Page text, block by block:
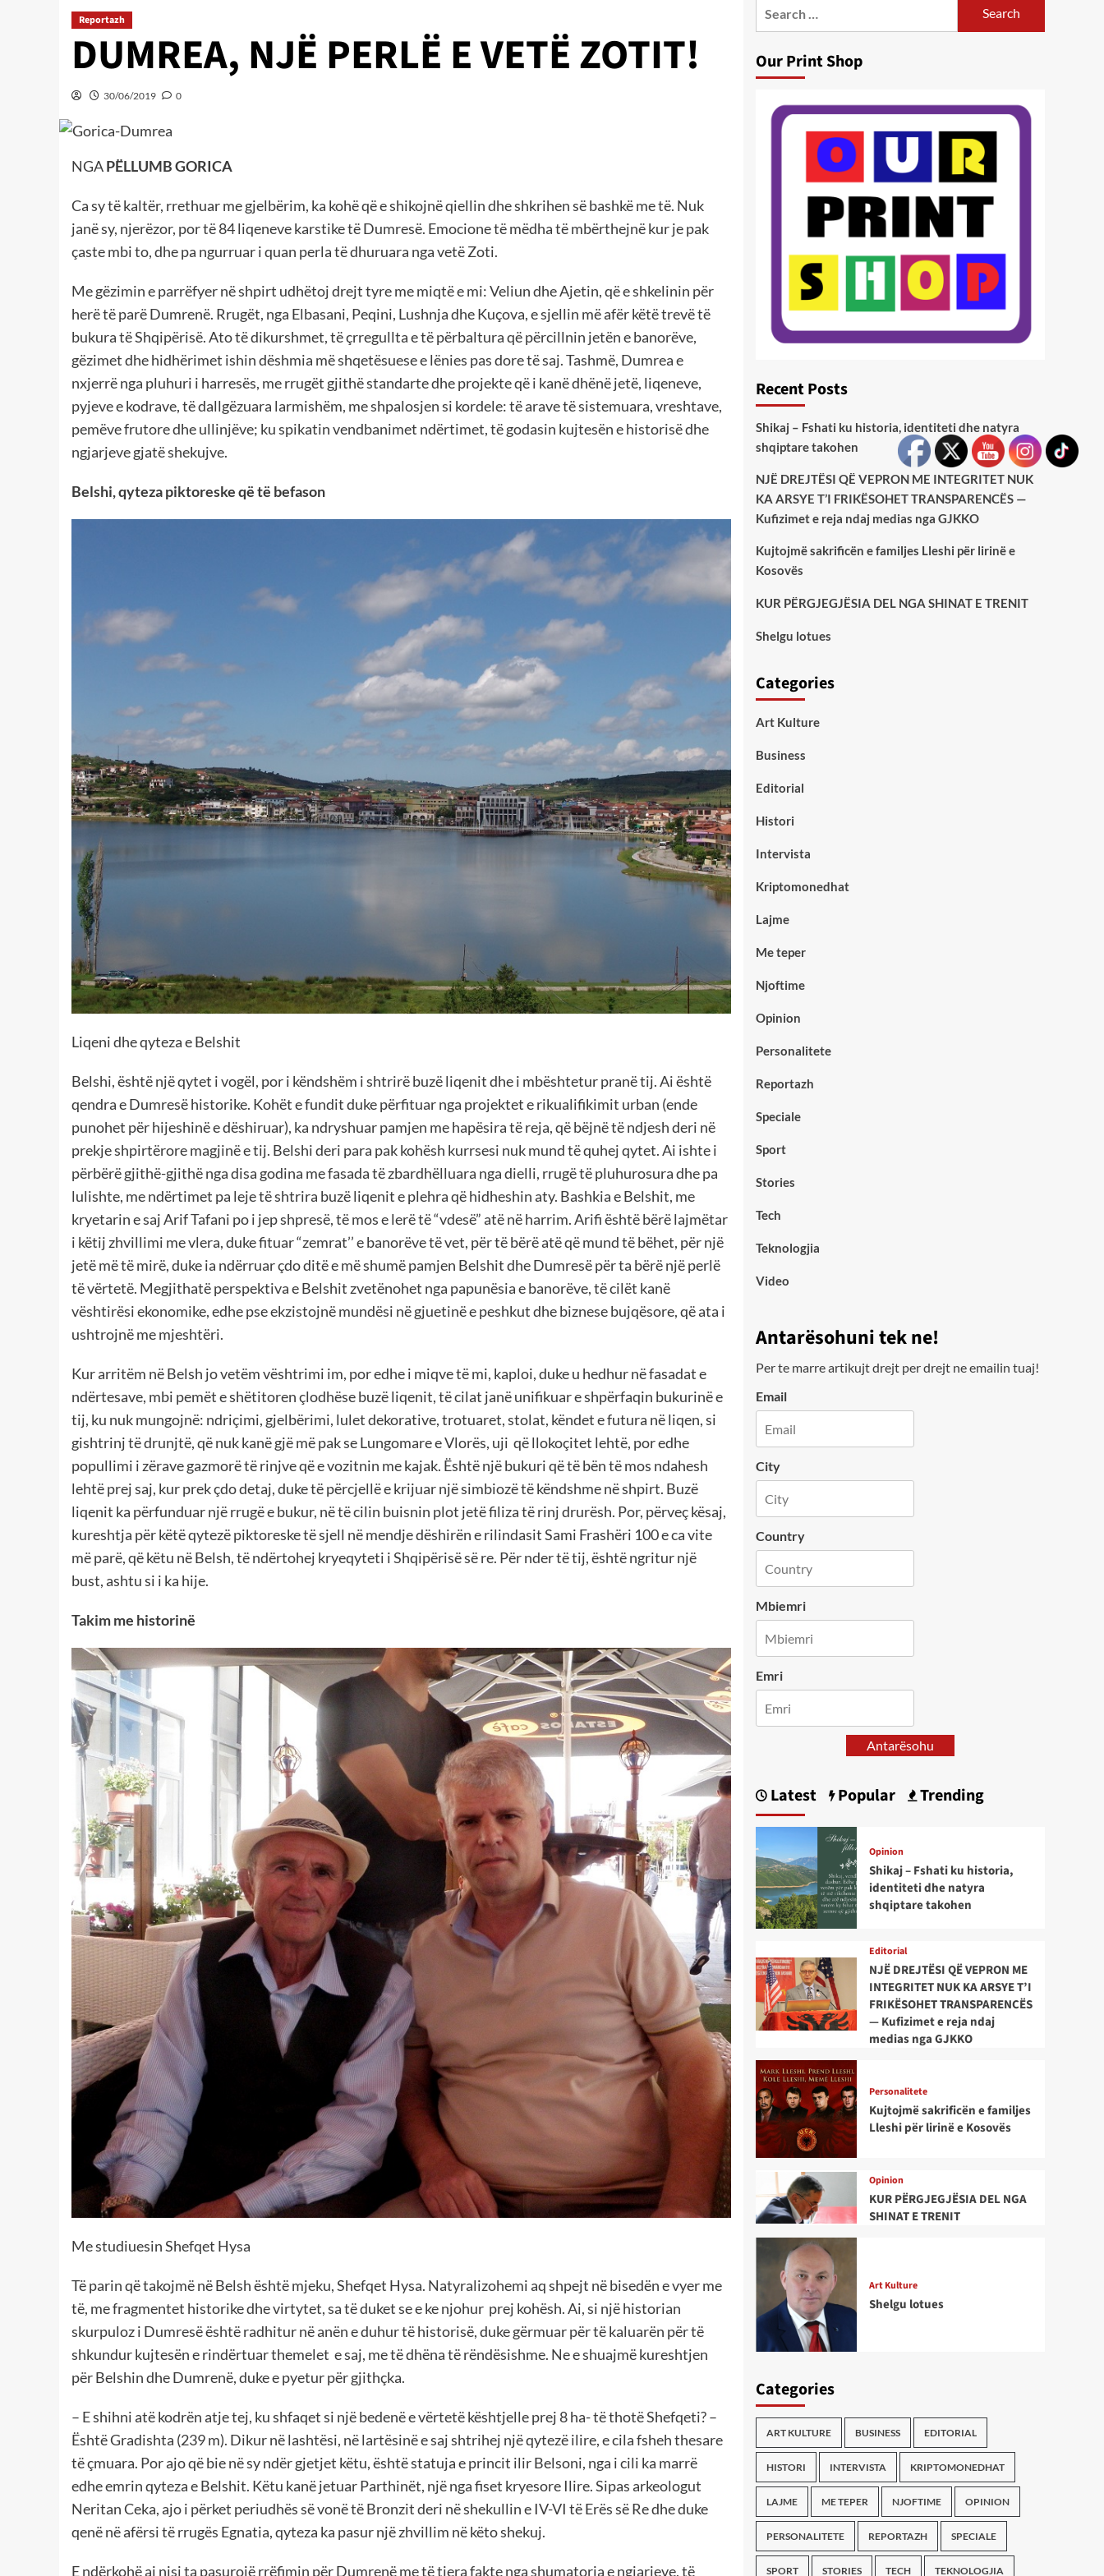
Reportazh
DUMREA, NJË PERLË E VETË ZOTIT!
30/06/2019 0
NGAPËLLUMB GORICA
Ca sy të kaltër, rrethuar me gjelbërim, ka kohë që e shikojnë qiellin dhe shkrihen së bashkë me të. Nuk
janë sy, njerëzor, por të 84 liqeneve karstike të Dumresë. Emocione të mëdha të mbërthejnë kur je pak
çaste mbi to, dhe pa ngurruar i quan perla të dhuruara nga vetë Zoti.
Me gëzimin e parrëfyer në shpirt udhëtoj drejt tyre me miqtë e mi: Veliun dhe Ajetin, që e shkelinin për
herë të parë Dumrenë. Rrugët, nga Elbasani, Peqini, Lushnja dhe Kuçova, e sjellin më afër këtë trevë të
bukura të Shqipërisë. Ato të dikurshmet, të çrregullta e të përbaltura që përcillnin jetën e banorëve,
gëzimet dhe hidhërimet ishin dëshmia më shqetësuese e lënies pas dore të saj. Tashmë, Dumrea e
nxjerrë nga pluhuri i harresës, me rrugët gjithë standarte dhe projekte që i kanë dhënë jetë, liqeneve,
pyjeve e kodrave, të dallgëzuara larmishëm, me shpalosjen si kordele: të arave të sistemuara, vreshtave,
pemëve frutore dhe ullinjëve; ku spikatin vendbanimet ndërtimet, të godasin kujtesën e historisë dhe
ngjarjeve gjatë shekujve.
Belshi, qyteza piktoreske që të befason
Liqeni dhe qyteza e Belshit
Belshi, është një qytet i vogël, por i këndshëm i shtrirë buzë liqenit dhe i mbështetur pranë tij. Ai është
qendra e Dumresë historike. Kohët e fundit duke përfituar nga projektet e rikualifikimit urban (ende
punohet për hijeshinë e dëshiruar), ka ndryshuar pamjen me hapësira të reja, që bëjnë të ndjesh deri në
prekje shpirtërore magjinë e tij. Belshi deri para pak kohësh kurrsesi nuk mund të quhej qytet. Ai ishte i
përbërë gjithë-gjithë nga disa godina me fasada të zbardhëlluara nga dielli, rrugë të pluhurosura dhe pa
lulishte, me ndërtimet pa leje të shtrira buzë liqenit e plehra që hidheshin aty. Bashkia e Belshit, me
kryetarin e saj Arif Tafani po i jep shpresë, të mos e lerë të “vdesë” atë në harrim. Arifi është bërë lajmëtar
i këtij zhvillimi me vlera, duke fituar “zemrat’’ e banorëve të vet, për të bërë atë që mund të bëhet, për një
jetë më të mirë, duke ia ndërruar çdo ditë e më shumë pamjen Belshit dhe Dumresë për ta bërë një perlë
të vërtetë. Megjithatë perspektiva e Belshit zvetënohet nga papunësia e banorëve, të cilët kanë
vështirësi ekonomike, edhe pse ekzistojnë mundësi në gjuetinë e peshkut dhe biznese bujqësore, që ata i
ushtrojnë me mjeshtëri.
Kur arritëm në Belsh jo vetëm vështrimi im, por edhe i miqve të mi, kaploi, duke u hedhur në fasadat e
ndërtesave, mbi pemët e shëtitoren çlodhëse buzë liqenit, të cilat janë unifikuar e shpërfaqin bukurinë e
tij, ku nuk mungojnë: ndriçimi, gjelbërimi, lulet dekorative, trotuaret, stolat, këndet e futura në liqen, si
gishtrinj të drunjtë, që nuk kanë gjë më pak se Lungomare e Vlorës, uji që llokoçitet lehtë, por edhe
popullimi i zërave gazmorë të rinjve që e vozitnin me kajak. Është një bukuri që të bën të mos ndahesh
lehtë prej saj, kur prek çdo detaj, duke të përcjellë e krijuar një simbiozë të këndshme në shpirt. Buzë
liqenit ka përfunduar një rrugë e bukur, në të cilin buisnin plot jetë filiza të rinj drurësh. Por, përveç kësaj,
kureshtja për këtë qytezë piktoreske të sjell në mendje dëshirën e rilindasit Sami Frashëri 100 e ca vite
më parë, që këtu në Belsh, të ndërtohej kryeqyteti i Shqipërisë së re. Për nder të tij, është ngritur një
bust, ashtu si i ka hije.
Takim me historinë
Me studiuesin Shefqet Hysa
Të parin që takojmë në Belsh është mjeku, Shefqet Hysa. Natyralizohemi aq shpejt në bisedën e vyer me
të, me fragmentet historike dhe virtytet, sa të duket se e ke njohur prej kohësh. Ai, si një historian
skurpuloz i Dumresë është radhitur në anën e duhur të historisë, duke gërmuar për të kaluarën për të
shkundur kujtesën e rindërtuar themelet e saj, me të dhëna të rëndësishme. Ne e shuajmë kureshtjen
për Belshin dhe Dumrenë, duke e pyetur për gjithçka.
– E shihni atë kodrën atje tej, ku shfaqet si një bedenë e vërtetë kështjelle prej 8 ha- të thotë Shefqeti? –
Është Gradishta (239 m). Dikur në lashtësi, në lartësinë e saj shtrihej një qytezë ilire, e cila fsheh thesare
të çmuara. Por ajo që bie në sy ndër gjetjet këtu, është statuja e princit ilir Belsoni, nga i cili ka marrë
edhe emrin qyteza e Belshit. Këtu kanë jetuar Parthinët, një nga fiset kryesore Ilire. Sipas arkeologut
Neritan Ceka, ajo i përket periudhës së vonë të Bronzit deri në shekullin e IV-VI të Erës së Re dhe duke
qenë në afërsi të rrugës Egnatia, qyteza ka pasur një zhvillim në këto shekuj.
E ndërkohë ai nisi ta pasurojë rrëfimin për Dumrenë me të tjera fakte nga shumatorja e ngjarjeve, të
Our Print Shop
Recent Posts
Shikaj – Fshati ku historia, identiteti dhe natyra
shqiptare takohen
NJË DREJTËSI QË VEPRON ME INTEGRITET NUK
KA ARSYE T’I FRIKËSOHET TRANSPARENCËS —
Kufizimet e reja ndaj medias nga GJKKO
Kujtojmë sakrificën e familjes Lleshi për lirinë e
Kosovës
KUR PËRGJEGJËSIA DEL NGA SHINAT E TRENIT
Shelgu lotues
Categories
Art Kulture
Business
Editorial
Histori
Intervista
Kriptomonedhat
Lajme
Me teper
Njoftime
Opinion
Personalitete
Reportazh
Speciale
Sport
Stories
Tech
Teknologjia
Video
Antarësohuni tek ne!
Per te marre artikujt drejt per drejt ne emailin tuaj!
Email
City
Country
Mbiemri
Emri
Antarësohu
Latest Popular Trending
Opinion
Shikaj – Fshati ku historia,
identiteti dhe natyra
shqiptare takohen
Editorial
NJË DREJTËSI QË VEPRON ME
INTEGRITET NUK KA ARSYE T’I
FRIKËSOHET TRANSPARENCËS
— Kufizimet e reja ndaj
medias nga GJKKO
Personalitete
Kujtojmë sakrificën e familjes
Lleshi për lirinë e Kosovës
Opinion
KUR PËRGJEGJËSIA DEL NGA
SHINAT E TRENIT
Art Kulture
Shelgu lotues
Categories
ART KULTURE BUSINESS EDITORIAL
HISTORI INTERVISTA KRIPTOMONEDHAT
LAJME ME TEPER NJOFTIME OPINION
PERSONALITETE REPORTAZH SPECIALE
SPORT STORIES TECH TEKNOLOGJIA